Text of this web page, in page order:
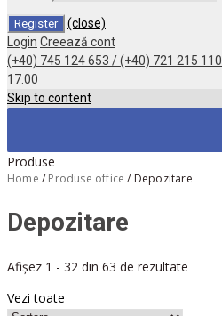
(close)
Login Creează cont
(+40) 745 124 653 / (+40) 721 215 110
17.00
Skip to content
Produse
Home / Produse office / Depozitare
Depozitare
Afișez 1 - 32 din 63 de rezultate
Vezi toate